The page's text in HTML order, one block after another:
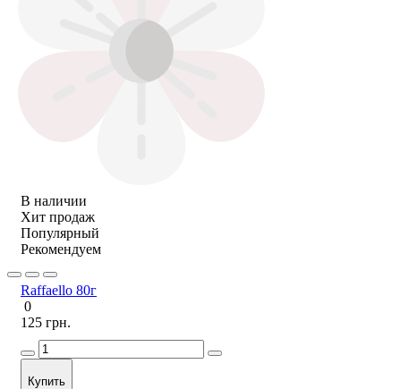
В наличии
Хит продаж
Популярный
Рекомендуем
Raffaello 80г
0
125 грн.
Купить